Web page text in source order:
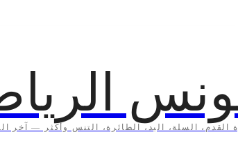
القدم، السلة، اليد، الطائرة، التنس وأكثر — آخر